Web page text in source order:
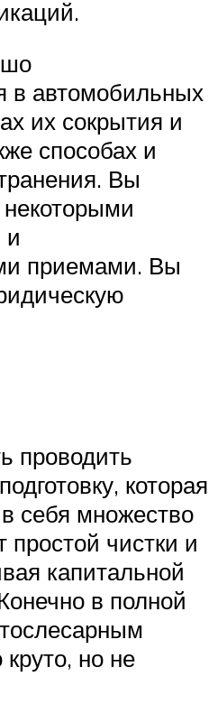
в автомобильных
их сокрытия и
способах и
Вы
и
приемами. Вы
проводить
которая
себя множество
простой чистки и
капитальной
в полной
но не